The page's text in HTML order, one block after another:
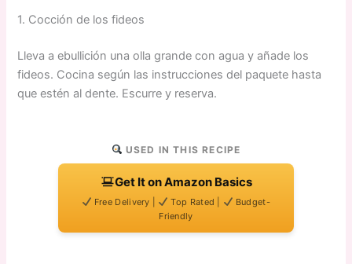
1. Cocción de los fideos
Lleva a ebullición una olla grande con agua y añade los
fideos. Cocina según las instrucciones del paquete hasta
que estén al dente. Escurre y reserva.
USED IN THIS RECIPE
Get It on Amazon Basics
Free Delivery | Top Rated |
Budget-
Friendly